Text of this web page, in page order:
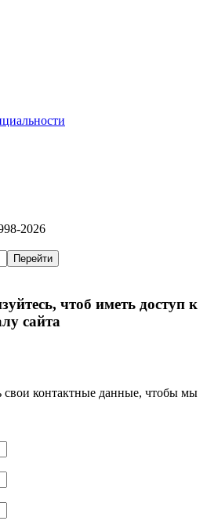
2026
чтоб иметь доступ к
сайта
свои контактные данные, чтобы мы